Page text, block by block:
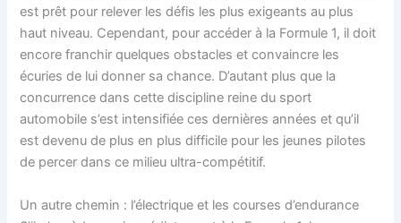
est prêt pour relever les défis les plus exigeants au plus
haut niveau. Cependant, pour accéder à la Formule 1, il doit
encore franchir quelques obstacles et convaincre les
écuries de lui donner sa chance. D’autant plus que la
concurrence dans cette discipline reine du sport
automobile s’est intensifiée ces dernières années et qu’il
est devenu de plus en plus difficile pour les jeunes pilotes
de percer dans ce milieu ultra-compétitif.
Un autre chemin : l’électrique et les courses d’endurance